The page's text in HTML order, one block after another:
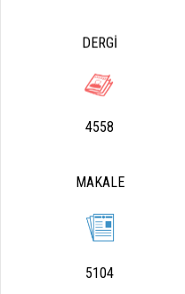
DERGİ
4558
MAKALE
5104